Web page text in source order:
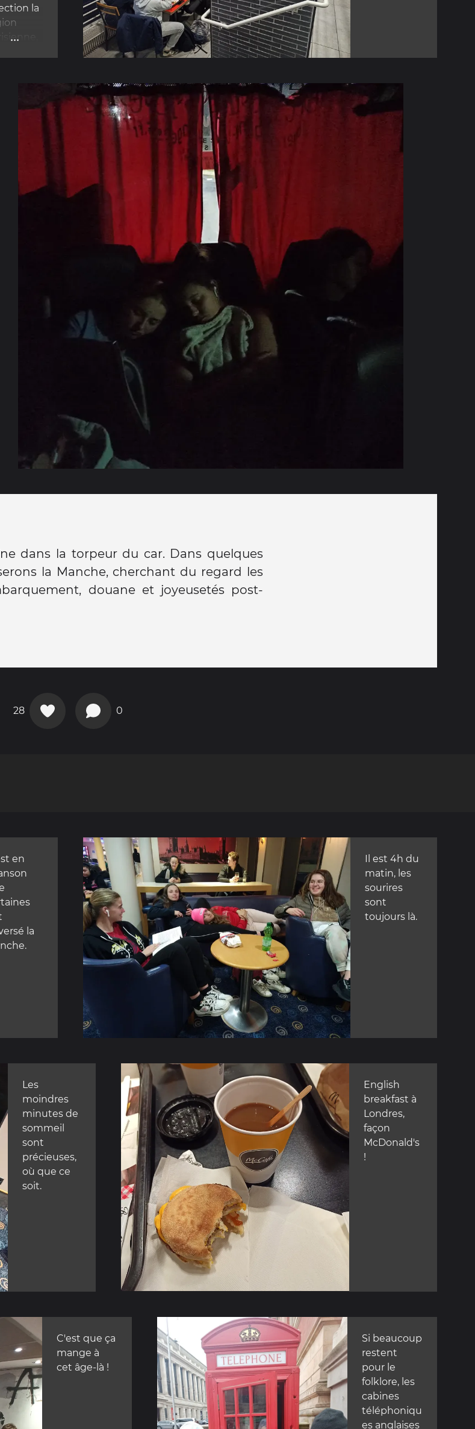
la
...
dans la torpeur du car. Dans quelques
la Manche, cherchant du regard les
douane et joyeusetés post-
28 0
en
la
Il est 4h du
matin, les
sourires
sont
toujours là.
Les
moindres
minutes de
sommeil
sont
précieuses,
où que ce
soit.
English
breakfast à
Londres,
façon
McDonald's
!
C'est que ça
mange à
cet âge-là !
Si beaucoup
restent
pour le
folklore, les
cabines
téléphoniqu
es anglaises